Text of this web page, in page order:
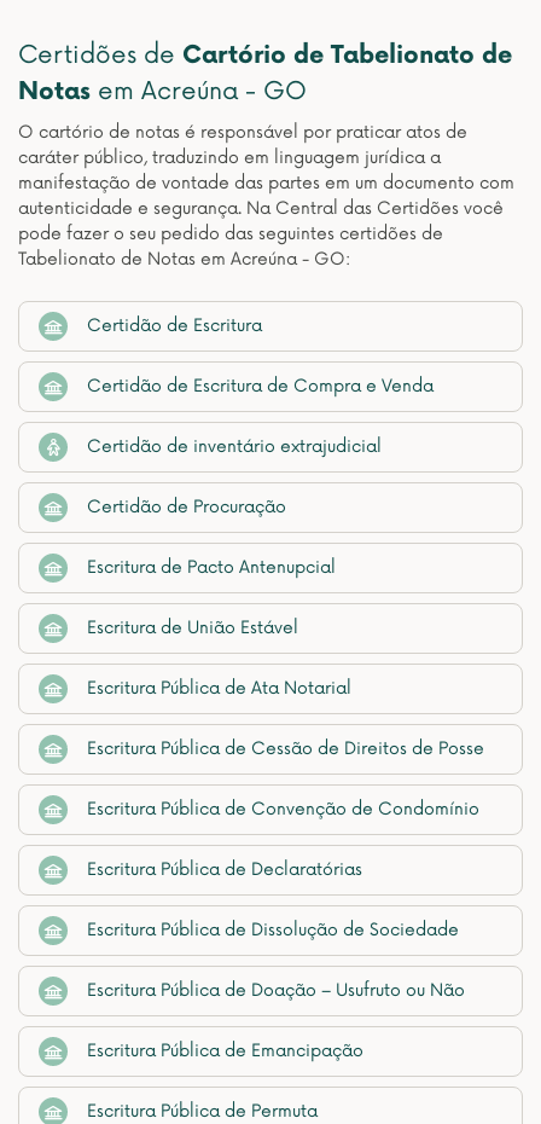
Certidões de Cartório de Tabelionato de
Notas em Acreúna - GO
O cartório de notas é responsável por praticar atos de
caráter público, traduzindo em linguagem jurídica a
manifestação de vontade das partes em um documento com
autenticidade e segurança. Na Central das Certidões você
pode fazer o seu pedido das seguintes certidões de
Tabelionato de Notas em Acreúna - GO:
Certidão de Escritura
Certidão de Escritura de Compra e Venda
Certidão de inventário extrajudicial
Certidão de Procuração
Escritura de Pacto Antenupcial
Escritura de União Estável
Escritura Pública de Ata Notarial
Escritura Pública de Cessão de Direitos de Posse
Escritura Pública de Convenção de Condomínio
Escritura Pública de Declaratórias
Escritura Pública de Dissolução de Sociedade
Escritura Pública de Doação – Usufruto ou Não
Escritura Pública de Emancipação
Escritura Pública de Permuta